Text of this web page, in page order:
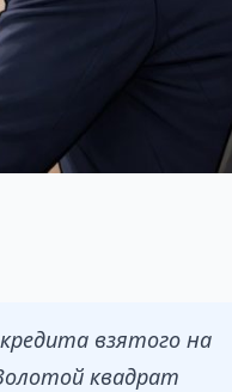
взятого на
квадрат